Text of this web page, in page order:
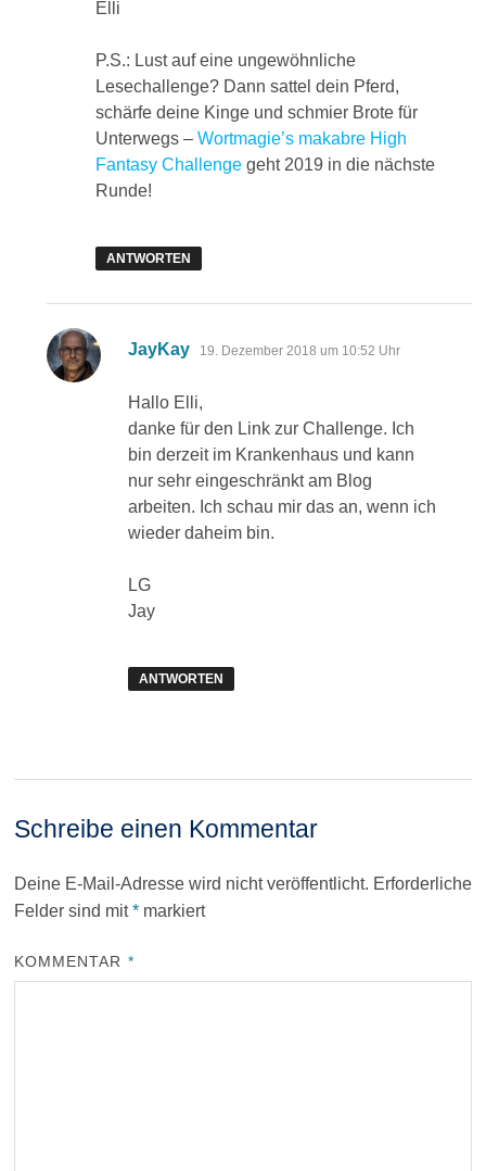
Elli
P.S.: Lust auf eine ungewöhnliche
Lesechallenge? Dann sattel dein Pferd,
schärfe deine Kinge und schmier Brote für
Unterwegs – Wortmagie’s makabre High
Fantasy Challengegeht 2019 in die nächste
Runde!
ANTWORTEN
JayKay sagt:
19. Dezember 2018 um 10:52 Uhr
Hallo Elli,
danke für den Link zur Challenge. Ich
bin derzeit im Krankenhaus und kann
nur sehr eingeschränkt am Blog
arbeiten. Ich schau mir das an, wenn ich
wieder daheim bin.
LG
Jay
ANTWORTEN
Schreibe einen Kommentar
Deine E-Mail-Adresse wird nicht veröffentlicht. Erforderliche
Felder sind mit*markiert
KOMMENTAR *